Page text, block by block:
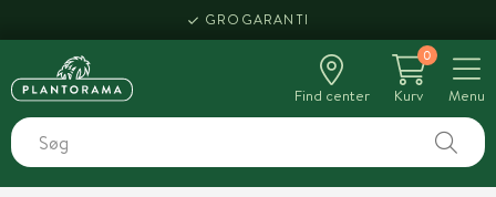
GROGARANTI
Find center
0
Kurv
Menu